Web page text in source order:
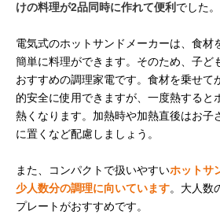
けの料理が2品同時に作れて便利 でした。
電気式のホットサンドメーカーは、食材
簡単に料理ができます。そのため、子ど
おすすめの調理家電です。食材を乗せて
的安全に使用できますが、一度熱すると
熱くなります。加熱時や加熱直後はお子
に置くなど配慮しましょう。
また、コンパクトで扱いやすいホットサ
少人数分の調理に向いています。大人数
プレートがおすすめです。